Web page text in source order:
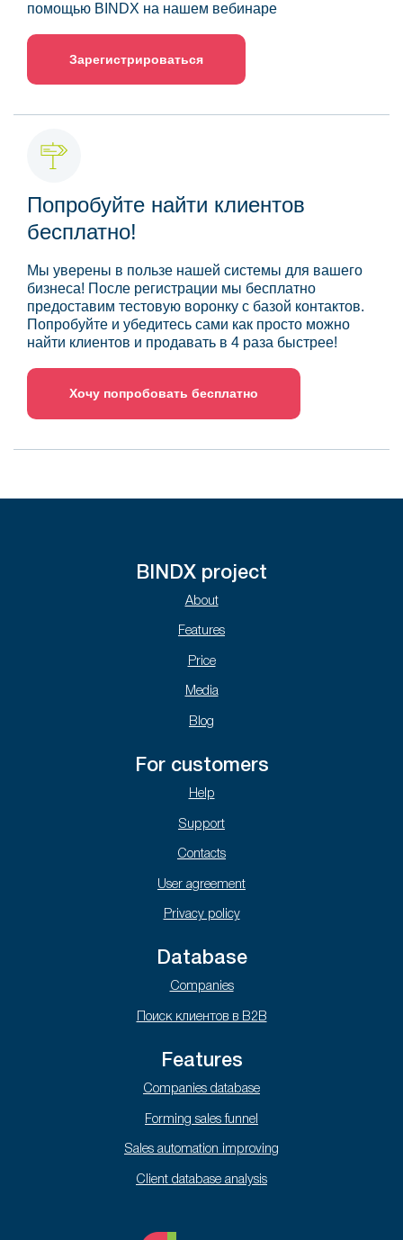
помощью BINDX на нашем вебинаре
Зарегистрироваться
Попробуйте найти клиентов
бесплатно!
Мы уверены в пользе нашей системы для вашего
бизнеса! После регистрации мы бесплатно
предоставим тестовую воронку с базой контактов.
Попробуйте и убедитесь сами как просто можно
найти клиентов и продавать в 4 раза быстрее!
Хочу попробовать бесплатно
BINDX project
About
Features
Price
Media
Blog
For customers
Help
Support
Contacts
User agreement
Privacy policy
Database
Companies
Поиск клиентов в B2B
Features
Companies database
Forming sales funnel
Sales automation improving
Client database analysis